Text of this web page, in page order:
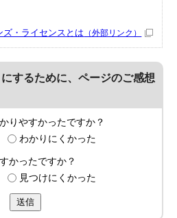
・ライセンスとは （外部リンク）
するために、ページのご感想
りやすかったですか？
わかりにくかった
かったですか？
見つけにくかった
送信